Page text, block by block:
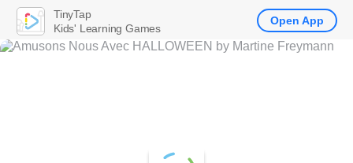
TinyTap
Kids' Learning Games
Open App